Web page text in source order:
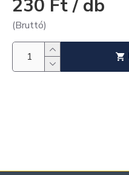
230 Ft / db
(Bruttó)